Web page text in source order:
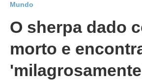
Mundo
O sherpa dado
morto e